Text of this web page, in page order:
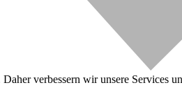
verbessern wir unsere